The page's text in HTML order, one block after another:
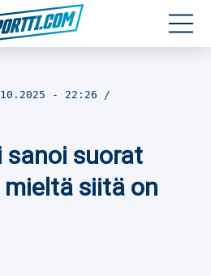
- 22:26
sanoi suorat
siitä on